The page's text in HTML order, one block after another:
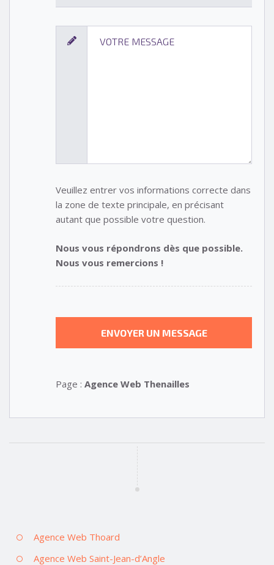
Veuillez entrer vos informations correcte dans
la zone de texte principale, en précisant
autant que possible votre question.
Nous vous répondrons dès que possible.
Nous vous remercions !
Page : Agence Web Thenailles
Agence Web Thoard
Agence Web Saint-Jean-d’Angle